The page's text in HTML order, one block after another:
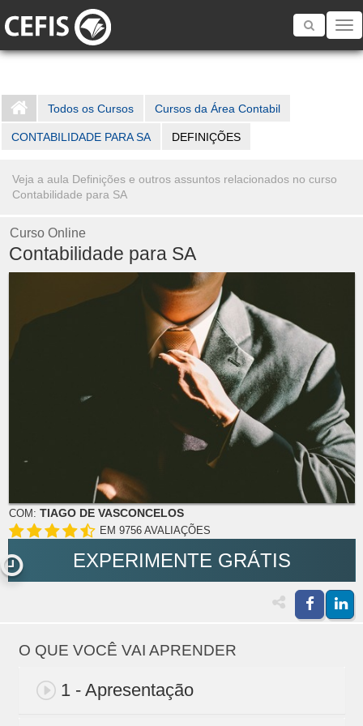
Toggle
Todos os Cursos Cursos da Área Contabil
CONTABILIDADE PARA SA DEFINIÇÕES
Veja a aula Definições e outros assuntos relacionados no curso
Contabilidade para SA
Curso Online
Contabilidade para SA
COM: TIAGO DE VASCONCELOS
EM 9756 AVALIAÇÕES
EXPERIMENTE GRÁTIS
O QUE VOCÊ VAI APRENDER
1 - Apresentação